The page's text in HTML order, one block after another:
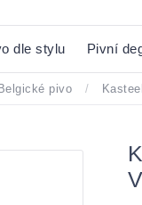
dle stylu Pivní
Belgické pivo /